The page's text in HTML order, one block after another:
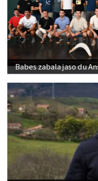
Babes zabala jaso du